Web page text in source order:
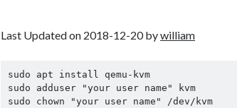
Last Updated on 2018-12-20 bywilliam
sudo apt install qemu-kvm
sudo adduser "your user name" kvm
sudo chown "your user name" /dev/kvm